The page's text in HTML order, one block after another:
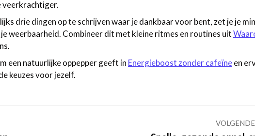
veerkrachtiger.
drie dingen op te schrijven waar je dankbaar voor bent, zet je je
weerbaarheid. Combineer dit met kleine ritmes en routines uit
een natuurlijke oppepper geeft in Energieboost zonder cafeïneen
keuzes voor jezelf.